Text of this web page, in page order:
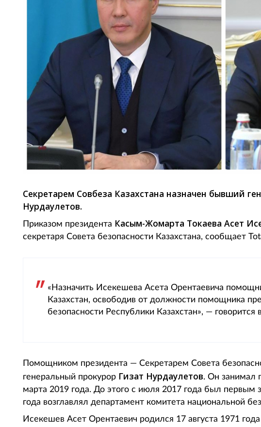
Секретарем Совбеза Казахстана назначен бывший
Нурдаулетов.
Приказом президента Касым-Жомарта Токаева Асет
секретаря Совета безопасности Казахстана, сообщает
«Назначить Исекешева Асета Орентаевича
Казахстан, освободив от должности помощника
безопасности Республики Казахстан», — говорится
Помощником президента — Секретарем Совета
генеральный прокурор Гизат Нурдаулетов. Он занимал
марта 2019 года. До этого с июля 2017 года был первым
года возглавлял департамент комитета национальной
Исекешев Асет Орентаевич родился 17 августа 1971